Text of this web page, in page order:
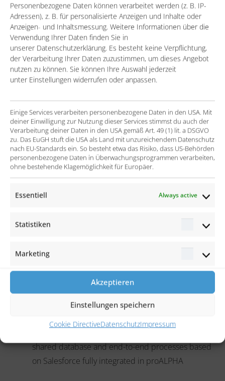
Personenbezogene Daten können verarbeitet werden (z. B. IP-
Adressen), z. B. für personalisierte Anzeigen und Inhalte oder
Anzeigen- und Inhaltsmessung. Weitere Informationen über die
Verwendung Ihrer Daten finden Sie in
unserer Datenschutzerklärung. Es besteht keine Verpflichtung,
der Verarbeitung Ihrer Daten zuzustimmen, um dieses Angebot
nutzen zu können. Sie können Ihre Auswahl jederzeit
unter Einstellungen widerrufen oder anpassen.
Einige Services verarbeiten personenbezogene Daten in den USA. Mit
deiner Einwilligung zur Nutzung dieser Services stimmst du auch der
Verarbeitung deiner Daten in den USA gemäß Art. 49 (1) lit. a DSGVO
zu. Das EuGH stuft die USA als Land mit unzureichendem Datenschutz
nach EU-Standards ein. So besteht etwa das Risiko, dass US-Behörden
personenbezogene Daten in Überwachungsprogrammen verarbeiten,
ohne bestehende Klagemöglichkeit für Europäer.
Essentiell Always active
Statistiken
Marketing
Akzeptieren
Einstellungen speichern
Cookie DirectiveDatenschutzImpressum
An important component is the mapping of the
network of relationships typical in the construction
industry around projects
The solution
Integration Salesforce and proALPHA: Together
with proALPHA, the targeted integration of
Salesforce and proALPHA ERP using the entero
Integration Framework (EIF) and the proALPHA
INWB.
Integration of various lead sources such as website
The success
Digitization and integration of the sales process
from initial lead contact to quotation generation
Comprehensive customer and contact overview,
shared database and end-to-end processes based
on Salesforce fully integrated in proALPHA